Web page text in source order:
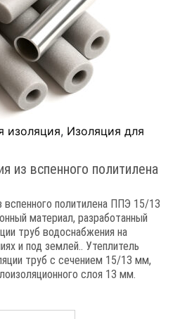
изоляция, Изоляция для
из вспенного политилена
вспенного политилена ППЭ 15/13
материал, разработанный
труб водоснабжения на
и под землей.. Утеплитель
труб с сечением 15/13 мм,
слоя 13 мм.